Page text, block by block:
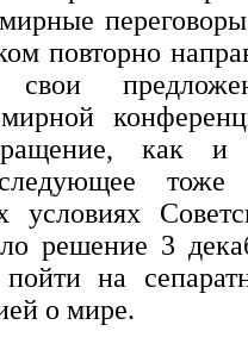
повторно
как и
тоже
условиях
решение 3
на
о мире.